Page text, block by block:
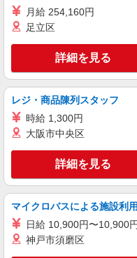
月給 254,160円
足立区
詳細を見る
レジ・商品陳列スタッフ
時給 1,300円
大阪市中央区
詳細を見る
マイクロバスによる施設利
日給 10,900円〜10,900円
神戸市須磨区